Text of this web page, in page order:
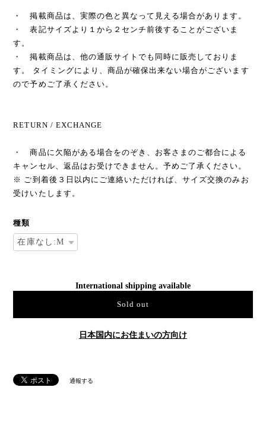
・ 掲載商品は、実際の色と異なって見える場合があります。
・ 表記サイズより１から２センチ前後することがございま
す。
・ 掲載商品は、他の通販サイトでも同時に販売しておりま
す。 タイミングにより、商品が確保出来ない場合がございます
ので予めご了承ください。
RETURN / EXCHANGE
・ 商品に欠陥がある場合をのぞき、お客さまのご都合による
キャンセル、返品はお受けできません。予めご了承ください。
※ ご到着後３日以内にご連絡いただければ、サイズ交換のみお
受けいたします。
種類
International shipping available
Sold out
日本国内にお住まいの方向け
通報する